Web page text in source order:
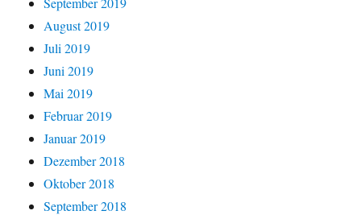
August 2019
Juli 2019
Juni 2019
Mai 2019
Februar 2019
Januar 2019
Dezember 2018
Oktober 2018
September 2018